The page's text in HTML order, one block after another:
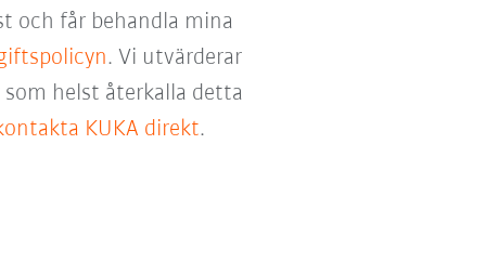
och får behandla mina
. Vi utvärderar
helst återkalla detta
KUKA direkt.